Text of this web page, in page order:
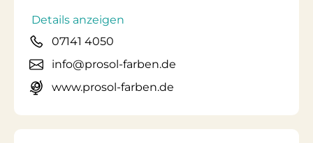
Details anzeigen
07141 4050
info@prosol-farben.de
www.prosol-farben.de